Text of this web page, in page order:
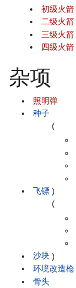
初级火箭
二级火箭
三级火箭
四级火箭
杂项
照明弹
种子
飞镖
(
)
沙块
(
)
环境改造枪
骨头